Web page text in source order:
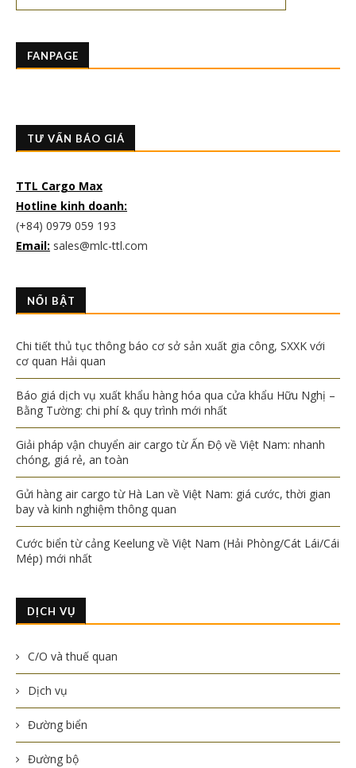
FANPAGE
TƯ VẤN BÁO GIÁ
TTL Cargo Max
Hotline kinh doanh:
(+84) 0979 059 193
Email: sales@mlc-ttl.com
NỔI BẬT
Chi tiết thủ tục thông báo cơ sở sản xuất gia công, SXXK với
cơ quan Hải quan
Báo giá dịch vụ xuất khẩu hàng hóa qua cửa khẩu Hữu Nghị –
Bằng Tường: chi phí & quy trình mới nhất
Giải pháp vận chuyển air cargo từ Ấn Độ về Việt Nam: nhanh
chóng, giá rẻ, an toàn
Gửi hàng air cargo từ Hà Lan về Việt Nam: giá cước, thời gian
bay và kinh nghiệm thông quan
Cước biển từ cảng Keelung về Việt Nam (Hải Phòng/Cát Lái/Cái
Mép) mới nhất
DỊCH VỤ
C/O và thuế quan
Dịch vụ
Đường biển
Đường bộ